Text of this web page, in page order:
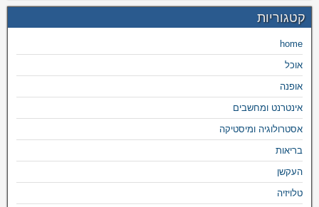
קטגוריות
home
אוכל
אופנה
אינטרנט ומחשבים
אסטרולוגיה ומיסטיקה
בריאות
העקשן
טלויזיה